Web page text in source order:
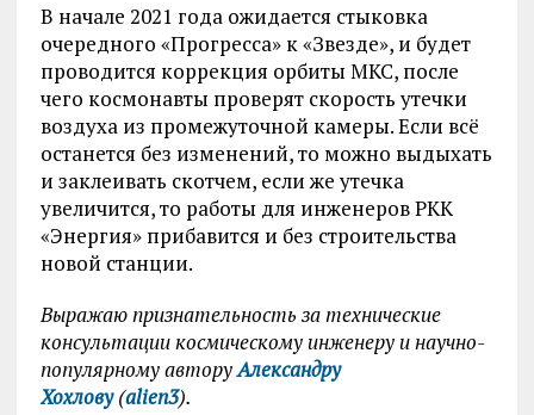
В начале 2021 года ожидается стыковка
очередного «Прогресса» к «Звезде», и будет
проводится коррекция орбиты МКС, после
чего космонавты проверят скорость утечки
воздуха из промежуточной камеры. Если всё
останется без изменений, то можно выдыхать
и заклеивать скотчем, если же утечка
увеличится, то работы для инженеров РКК
«Энергия» прибавится и без строительства
новой станции.
Выражаю признательность за технические
консультации космическому инженеру и научно-
популярному авторуАлександру
Хохлову(alien3).